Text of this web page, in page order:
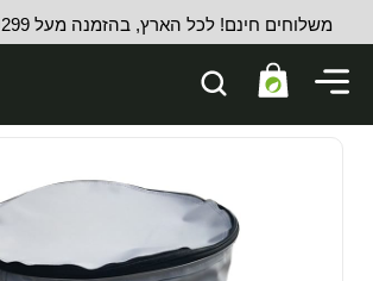
משלוחים חינם! לכל הארץ, בהזמנה מעל ₪299